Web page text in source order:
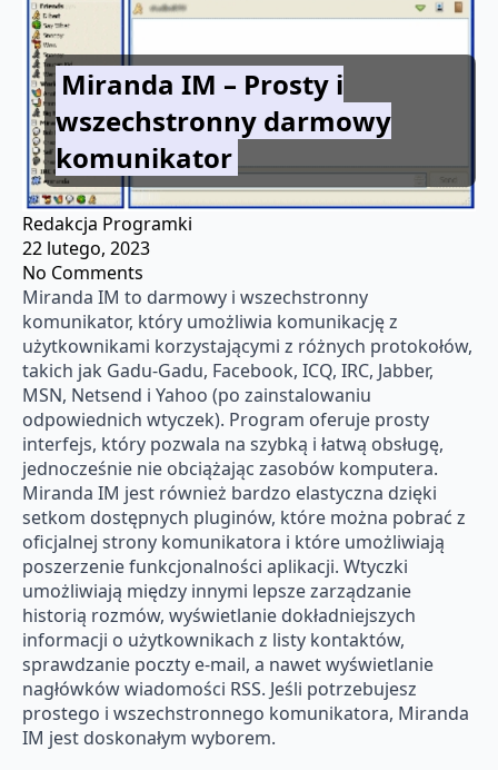
Miranda IM – Prosty i
wszechstronny darmowy
komunikator
Redakcja Programki
22 lutego, 2023
No Comments
Miranda IM to darmowy i wszechstronny
komunikator, który umożliwia komunikację z
użytkownikami korzystającymi z różnych protokołów,
takich jak Gadu-Gadu, Facebook, ICQ, IRC, Jabber,
MSN, Netsend i Yahoo (po zainstalowaniu
odpowiednich wtyczek). Program oferuje prosty
interfejs, który pozwala na szybką i łatwą obsługę,
jednocześnie nie obciążając zasobów komputera.
Miranda IM jest również bardzo elastyczna dzięki
setkom dostępnych pluginów, które można pobrać z
oficjalnej strony komunikatora i które umożliwiają
poszerzenie funkcjonalności aplikacji. Wtyczki
umożliwiają między innymi lepsze zarządzanie
historią rozmów, wyświetlanie dokładniejszych
informacji o użytkownikach z listy kontaktów,
sprawdzanie poczty e-mail, a nawet wyświetlanie
nagłówków wiadomości RSS. Jeśli potrzebujesz
prostego i wszechstronnego komunikatora, Miranda
IM jest doskonałym wyborem.